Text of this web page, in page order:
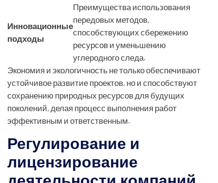
Инновационные
подходы
Преимущества использования
передовых методов,
способствующих сбережению
ресурсов и уменьшению
углеродного следа.
Экономия и экологичность не только обеспечивают
устойчивое развитие проектов, но и способствуют
сохранению природных ресурсов для будущих
поколений, делая процесс выполнения работ
эффективным и ответственным.
Регулирование и
лицензирование